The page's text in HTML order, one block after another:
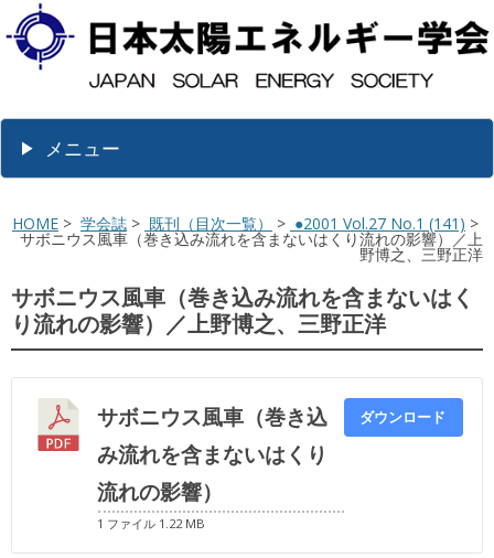
メニュー
HOME > 学会誌 > 既刊（目次一覧） > ●2001 Vol.27 No.1 (141) >
サボニウス風車（巻き込み流れを含まないはくり流れの影響）／上
野博之、三野正洋
サボニウス風車（巻き込み流れを含まないはく
り流れの影響）／上野博之、三野正洋
サボニウス風車（巻き込
み流れを含まないはくり
流れの影響）
1 ファイル 1.22 MB
ダウンロード